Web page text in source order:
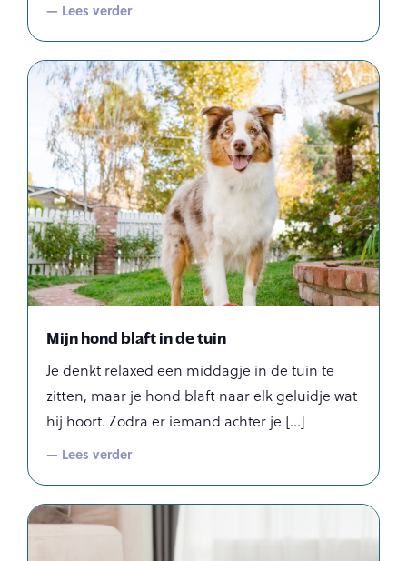
— Lees verder
Mijn hond blaft in de tuin
Je denkt relaxed een middagje in de tuin te
zitten, maar je hond blaft naar elk geluidje wat
hij hoort. Zodra er iemand achter je
— Lees verder